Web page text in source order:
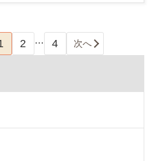
2 … 4 次へ